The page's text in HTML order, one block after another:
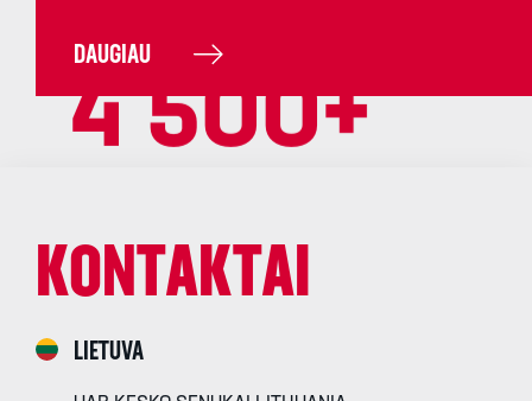
4 500+
DAUGIAU
KONTAKTAI
LIETUVA